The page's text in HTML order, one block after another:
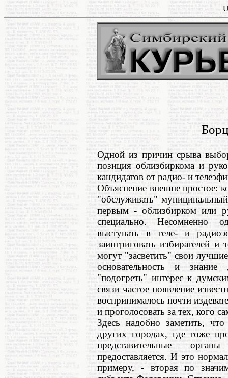
Одной из причин срыва
позиция облизбиркома и
кандидатов от радио- и
Объяснение внешне простое:
"обслуживать"
первым - облизбирком или
специально. Несомненно
выступать в теле- и
заинтриговать избирателей и
могут "засветить" свои
основательность и
"подогреть" интерес к
связи частое появление
воспринималось почти
и проголосовать за тех, кого
Здесь надобно заметить,
других городах, где тоже
представительные
предоставляется. И это
примеру, - вторая по